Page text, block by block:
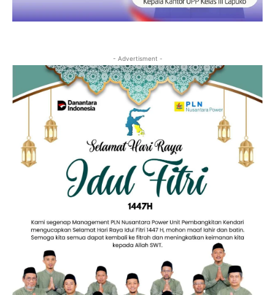
- Advertisment -